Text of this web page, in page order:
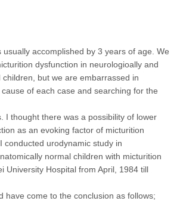
usually accomplished by 3 years of age. We
dysfunction in neurologioally and
but we are embarrassed in
of each case and searching for the
I thought there was a possibility of lower
as an evoking factor of micturition
conducted urodynamic study in
normal children with micturition
University Hospital from April, 1984 till
have come to the conclusion as follows;